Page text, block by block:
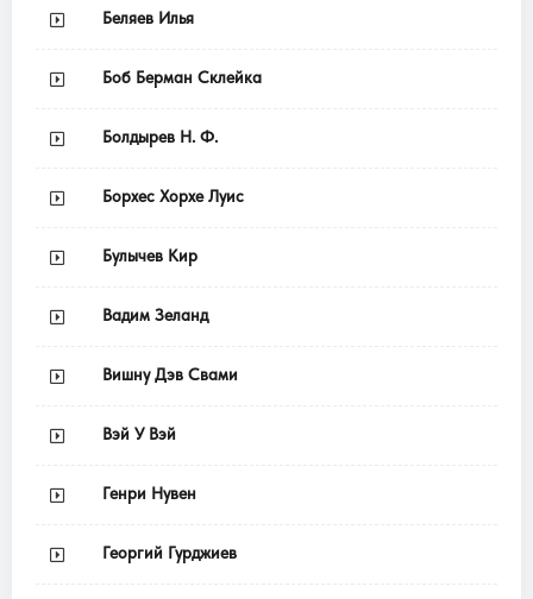
Беляев Илья
Боб Берман Склейка
Болдырев Н. Ф.
Борхес Хорхе Луис
Булычев Кир
Вадим Зеланд
Вишну Дэв Свами
Вэй У Вэй
Генри Нувен
Георгий Гурджиев